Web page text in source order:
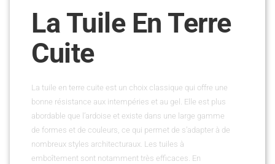
La Tuile En Terre
Cuite
La tuile en terre cuite est un choix classique qui offre une
bonne résistance aux intempéries et au gel. Elle est plus
abordable que l’ardoise et existe dans une large gamme
de formes et de couleurs, ce qui permet de s’adapter à de
nombreux styles architecturaux. Les tuiles à
emboîtement sont notamment très efficaces. En